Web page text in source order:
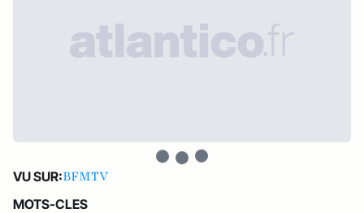
VU SUR:BFMTV
MOTS-CLES